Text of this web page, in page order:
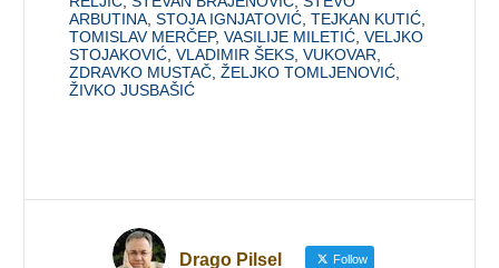
ARBUTINA ,STOJA IGNJATOVIĆ ,TEJKAN KUTIĆ
TOMISLAV MERČEP,VASILIJE MILETIĆ ,VELJKO
STOJAKOVIĆ ,VLADIMIR ŠEKS ,VUKOVAR
ZDRAVKO MUSTAČ ,ŽELJKO TOMLJENOVIĆ
ŽIVKO JUSBAŠIĆ
Drago Pilsel Follow